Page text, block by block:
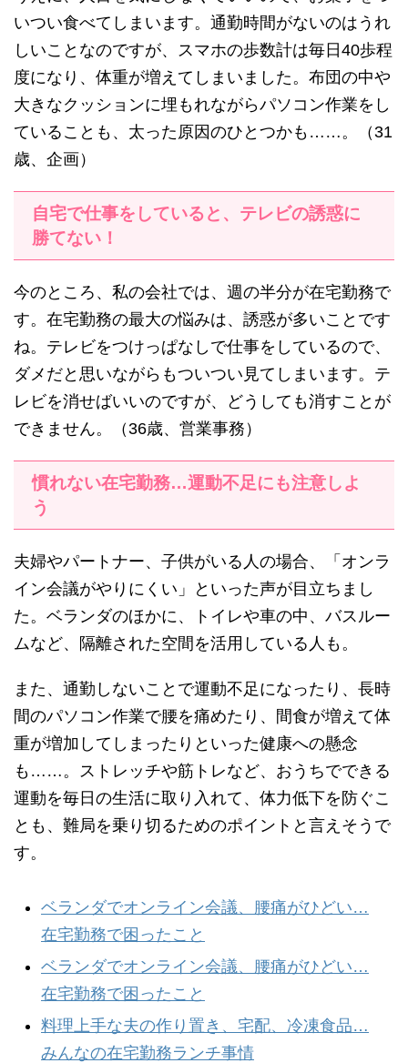
いつい食べてしまいます。通勤時間がないのはうれ
しいことなのですが、スマホの歩数計は毎日40歩程
度になり、体重が増えてしまいました。布団の中や
大きなクッションに埋もれながらパソコン作業をし
ていることも、太った原因のひとつかも……。（31
歳、企画）
自宅で仕事をしていると、テレビの誘惑に
勝てない！
今のところ、私の会社では、週の半分が在宅勤務で
す。在宅勤務の最大の悩みは、誘惑が多いことです
ね。テレビをつけっぱなしで仕事をしているので、
ダメだと思いながらもついつい見てしまいます。テ
レビを消せばいいのですが、どうしても消すことが
できません。（36歳、営業事務）
慣れない在宅勤務…運動不足にも注意しよ
う
夫婦やパートナー、子供がいる人の場合、「オンラ
イン会議がやりにくい」といった声が目立ちまし
た。ベランダのほかに、トイレや車の中、バスルー
ムなど、隔離された空間を活用している人も。
また、通勤しないことで運動不足になったり、長時
間のパソコン作業で腰を痛めたり、間食が増えて体
重が増加してしまったりといった健康への懸念
も……。ストレッチや筋トレなど、おうちでできる
運動を毎日の生活に取り入れて、体力低下を防ぐこ
とも、難局を乗り切るためのポイントと言えそうで
す。
ベランダでオンライン会議、腰痛がひどい…
在宅勤務で困ったこと
ベランダでオンライン会議、腰痛がひどい…
在宅勤務で困ったこと
料理上手な夫の作り置き、宅配、冷凍食品…
みんなの在宅勤務ランチ事情